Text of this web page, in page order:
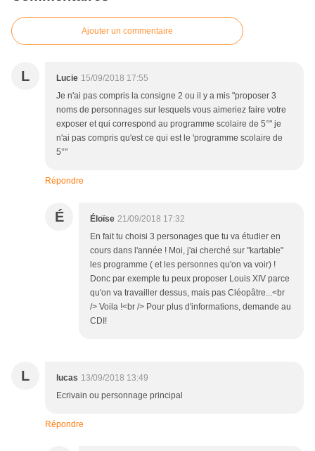
Ajouter un commentaire
L Lucie 15/09/2018 17:55
Je n'ai pas compris la consigne 2 ou il y a mis "proposer 3
noms de personnages sur lesquels vous aimeriez faire votre
exposer et qui correspond au programme scolaire de 5°" je
n'ai pas compris qu'est ce qui est le 'programme scolaire de
5°"
Répondre
É Éloïse 21/09/2018 17:32
En fait tu choisi 3 personages que tu va étudier en
cours dans l'année ! Moi, j'ai cherché sur "kartable"
les programme ( et les personnes qu'on va voir) !
Donc par exemple tu peux proposer Louis XIV parce
qu'on va travailler dessus, mais pas Cléopâtre...<br
/> Voila !<br /> Pour plus d'informations, demande au
CDI!
L lucas 13/09/2018 13:49
Ecrivain ou personnage principal
Répondre